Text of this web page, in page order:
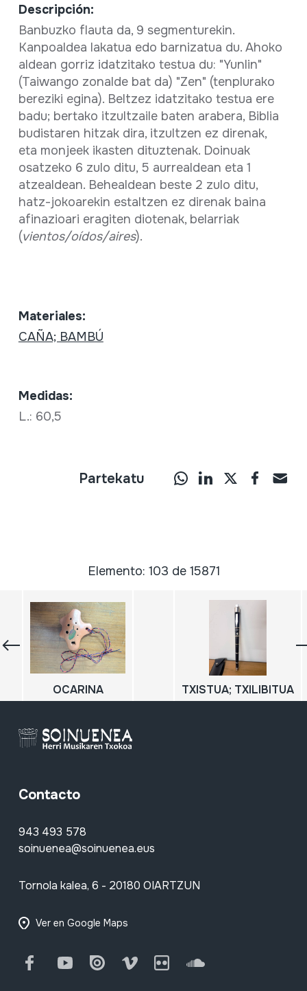
Descripción:
Banbuzko flauta da, 9 segmenturekin.
Kanpoaldea lakatua edo barnizatua du. Ahoko
aldean gorriz idatzitako testua du: "Yunlin"
(Taiwango zonalde bat da) "Zen" (tenplurako
bereziki egina). Beltzez idatzitako testua ere
badu; bertako itzultzaile baten arabera, Biblia
budistaren hitzak dira, itzultzen ez direnak,
eta monjeek ikasten dituztenak. Doinuak
osatzeko 6 zulo ditu, 5 aurrealdean eta 1
atzealdean. Behealdean beste 2 zulo ditu,
hatz-jokoarekin estaltzen ez direnak baina
afinazioari eragiten diotenak, belarriak
(vientos/oídos/aires).
Materiales:
CAÑA; BAMBÚ
Medidas:
L.: 60,5
Partekatu
Elemento: 103 de 15871
OCARINA TXISTUA; TXILIBITUA
Contacto
943 493 578
soinuenea@soinuenea.eus
Tornola kalea, 6 - 20180 OIARTZUN
Ver en Google Maps
FacebookYoutube Issuu Vimeo Flickr SoundCloud